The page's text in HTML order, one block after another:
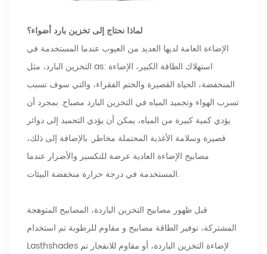
لماذا نحتاج إلى تخزين بارد أضواء؟
الإضاءة العامة لديها العديد من العيوب عندما المستخدمة في
التخزين البارد، مثل as: استهلاك الطاقة الكبير، الإضاءة
المنخفضة، الحياة القصيرة والختم الفقراء، والتي سوف تسبب
تسرب الهواء وتجميد المياه في التخزين البارد مصباح. بمجرد أن
يؤدي كمية كبيرة من المياه، يمكن أن يؤدي التجميد إلى دوائر
قصيرة وسلامة الأغذية المحتملة مخاطر. بالإضافة إلى ذلك،
مصابيح الإضاءة العادية عرضة للتكسير والأضرار عندما
المستخدمة في درجة حرارة منخفضة البيئات.
قبل ظهور مصابيح التخزين الباردة، المصابيح المتوهجة
المشتركة، توفير الطاقة مصابيح و مقاوم للرطوبة تم استخدام
Lasthshades لإضاءة التخزين الباردة، أو مقاوم للانفجار تم